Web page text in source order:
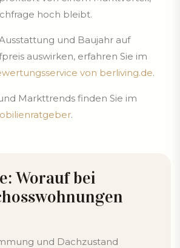
hoch bleibt.
und Baujahr auf
auswirken, erfahren Sie im
von berliving.de.
Markttrends finden Sie im
.
Worauf bei
und Dachzustand